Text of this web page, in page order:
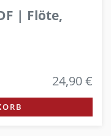
| Flöte,
24,90 €